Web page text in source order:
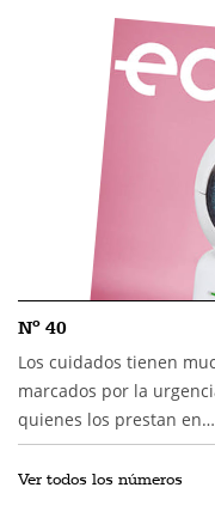
Nº 40
Los cuidados tienen
marcados por la
quienes los prestan en…
Ver todos los números